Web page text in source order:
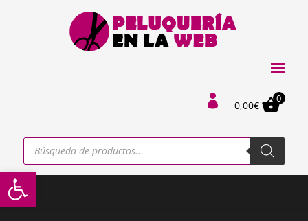
Abrir barra de herramientas
 0,00€
0
Búsqueda
productos